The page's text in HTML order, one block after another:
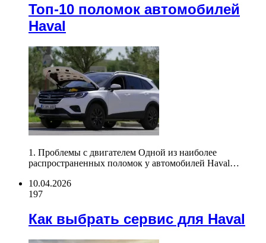
Топ-10 поломок автомобилей
Haval
1. Проблемы с двигателем Одной из наиболее
распространенных поломок у автомобилей Haval…
10.04.2026
197
Как выбрать сервис для Haval